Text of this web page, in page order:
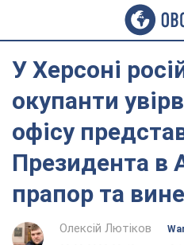
У Херсоні
окупанти
офісу
Президента в
прапор та
Олексій Лютіков